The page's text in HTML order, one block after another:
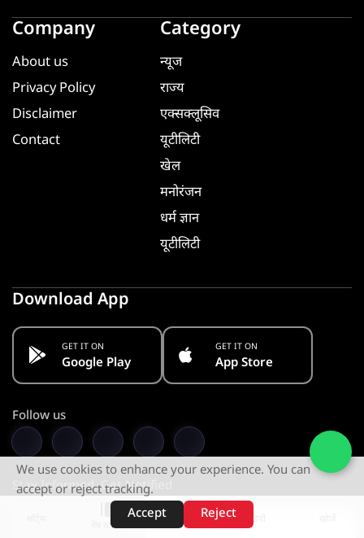
वेब स्टोरीज़
Company
About us
Privacy Policy
Disclaimer
Contact
Category
न्यूज
राज्य
एक्सक्लूसिव
यूटीलिटी
खेल
मनोरंजन
धर्म ज्ञान
यूटीलिटी
Download App
GET IT ON
Google Play
GET IT ON
App Store
Follow us
Stay Informed. Get Notified
Subscribe
We use cookies to enhance your experience. You can
accept or reject tracking.
Accept
Reject